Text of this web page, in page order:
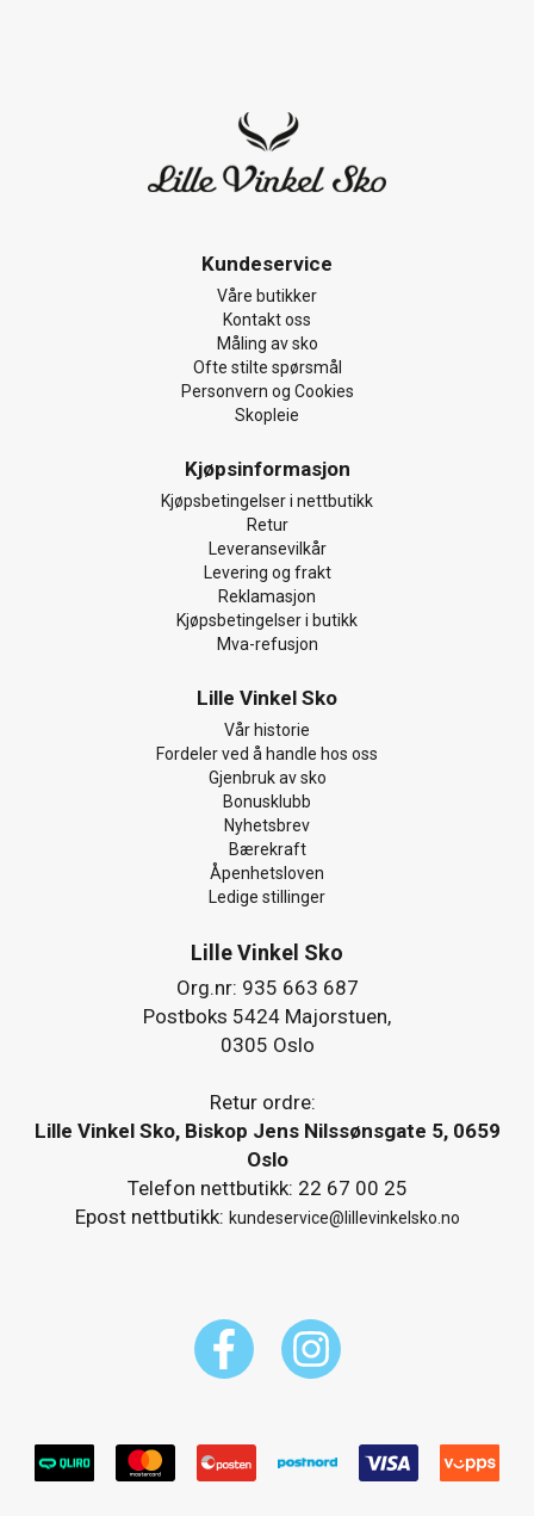
Kundeservice
Våre butikker
Kontakt oss
Måling av sko
Ofte stilte spørsmål
Personvern og Cookies
Skopleie
Kjøpsinformasjon
Kjøpsbetingelser i nettbutikk
Retur
Leveransevilkår
Levering og frakt
Reklamasjon
Kjøpsbetingelser i butikk
Mva-refusjon
Lille Vinkel Sko
Vår historie
Fordeler ved å handle hos oss
Gjenbruk av sko
Bonusklubb
Nyhetsbrev
Bærekraft
Åpenhetsloven
Ledige stillinger
Lille Vinkel Sko
Org.nr: 935 663 687
Postboks 5424 Majorstuen,
0305 Oslo
Retur ordre:
Lille Vinkel Sko, Biskop Jens Nilssønsgate 5, 0659
Oslo
Telefon nettbutikk: 22 67 00 25
Epost nettbutikk: kundeservice@lillevinkelsko.no